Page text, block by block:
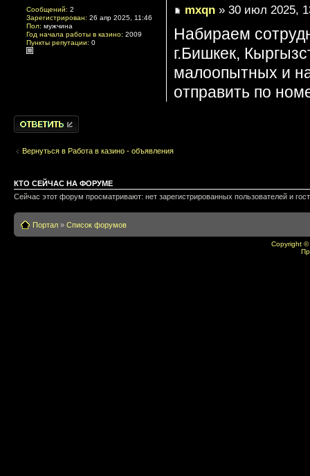
mxqn» 30 июл 2025,
Набираем
г.Бишкек,
малоопытных и
отправить по
Сообщений: 2
Зарегистрирован: 26 апр 2025, 11:46
Пол: мужчина
Год начала работы в казино: 2009
Пункты репутации: 0
Написать
комментарии
Вернуться в Работа в казино - объявления
КТО СЕЙЧАС НА ФОРУМЕ
Сейчас этот форум просматривают: нет зарегистрированных пользователей и
Портал » Список форумов
Copyright